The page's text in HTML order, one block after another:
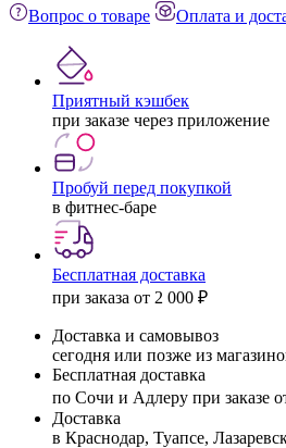
Вопрос о товаре
Оплата и
Приятный кэшбек
при заказе через приложение
Пробуй перед покупкой
в фитнес-баре
Бесплатная доставка
при заказа от 2 000 ₽
Доставка и самовывоз
сегодня или позже из
Бесплатная доставка
по Сочи и Адлеру при заказе
Доставка
в Краснодар, Туапсе,